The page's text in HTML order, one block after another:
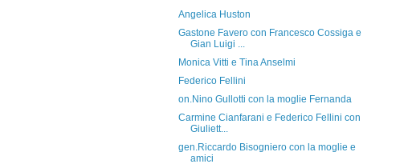
Angelica Huston
Gastone Favero con Francesco Cossiga e
Gian Luigi ...
Monica Vitti e Tina Anselmi
Federico Fellini
on.Nino Gullotti con la moglie Fernanda
Carmine Cianfarani e Federico Fellini con
Giuliett...
gen.Riccardo Bisogniero con la moglie e
amici